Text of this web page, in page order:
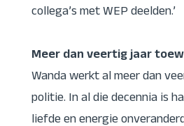
collega’s met WEP deelden.’
Meer dan veertig jaar
Wanda werkt al meer dan
politie. In al die decennia is
liefde en energie